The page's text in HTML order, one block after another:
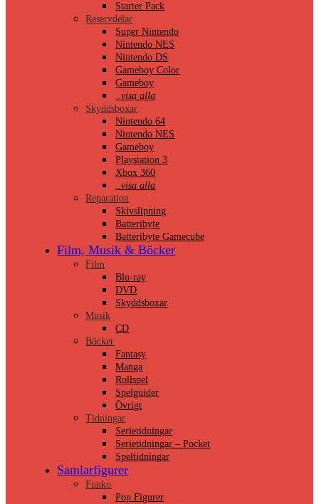
Starter Pack
Reservdelar
Super Nintendo
Nintendo NES
Nintendo DS
Gameboy Color
Gameboy
..visa alla
Skyddsboxar
Nintendo 64
Nintendo NES
Gameboy
Playstation 3
Xbox 360
..visa alla
Reparation
Skivslipning
Batteribyte
Batteribyte Gamecube
Film, Musik & Böcker
Film
Blu-ray
DVD
Skyddsboxar
Musik
CD
Böcker
Fantasy
Manga
Rollspel
Spelguider
Övrigt
Tidningar
Serietidningar
Serietidningar – Pocket
Speltidningar
Samlarfigurer
Funko
Pop Figurer